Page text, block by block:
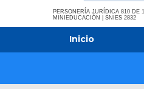
PERSONERÍA JURÍDICA 810 DE
MINIEDUCACIÓN | SNIES 2832
Inicio